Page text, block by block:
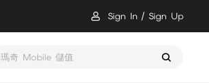
Sign In Sign Up
瑪奇 Mobile 儲值